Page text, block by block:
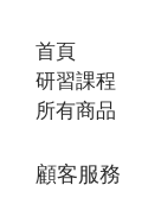
首頁
研習課程
所有商品
顧客服務